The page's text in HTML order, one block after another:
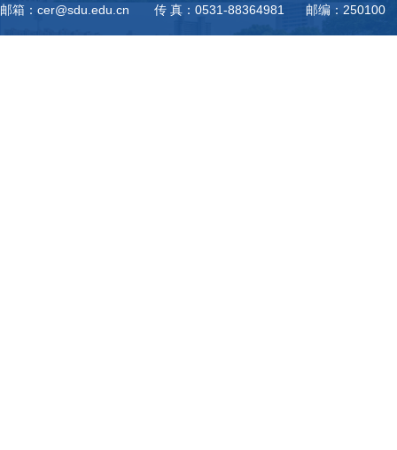
邮箱：cer@sdu.edu.cn 传 真：0531-88364981 邮编：250100